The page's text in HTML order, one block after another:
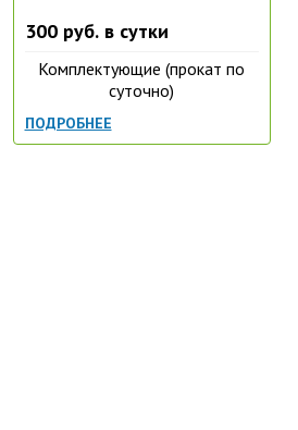
300 руб. в сутки
Комплектующие (прокат по
суточно)
ПОДРОБНЕЕ